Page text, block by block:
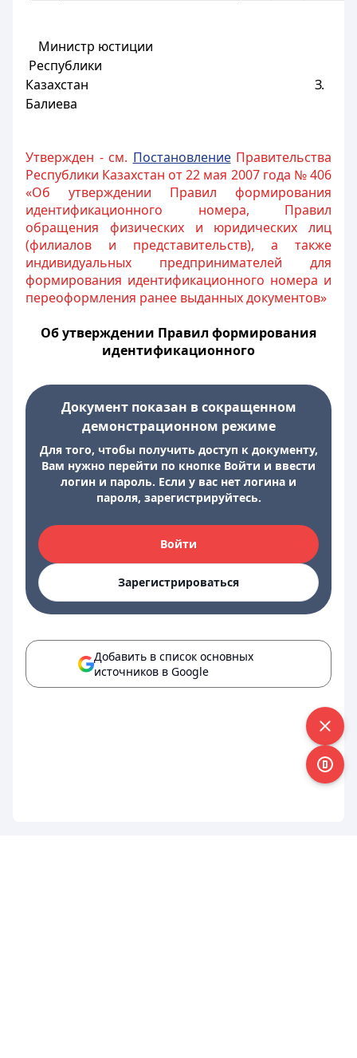
Министр юстиции
Республики
Казахстан З.
Балиева
Утвержден - см. ПостановлениеПравительства
Республики Казахстан от 22 мая 2007 года № 406
«Об утверждении Правил формирования
идентификационного номера, Правил
обращения физических и юридических лиц
(филиалов и представительств), а также
индивидуальных предпринимателей для
формирования идентификационного номера и
переоформления ранее выданных документов»
Об утверждении Правил формирования
идентификационного
Документ показан в сокращенном
демонстрационном режиме
Для того, чтобы получить доступ к документу,
Вам нужно перейти по кнопке Войти и ввести
логин и пароль. Если у вас нет логина и
пароля, зарегистрируйтесь.
Войти
Зарегистрироваться
Добавить в список основных
источников в Google